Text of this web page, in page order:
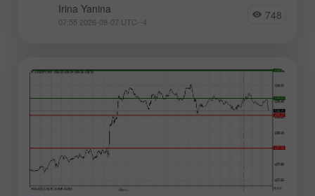
Irina Yanina
07:55 2026-08-07 UTC--4 748